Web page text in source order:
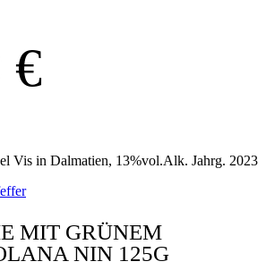
€
Vis in Dalmatien, 13%vol.Alk. Jahrg. 2023
MIT GRÜNEM
NIN 125G